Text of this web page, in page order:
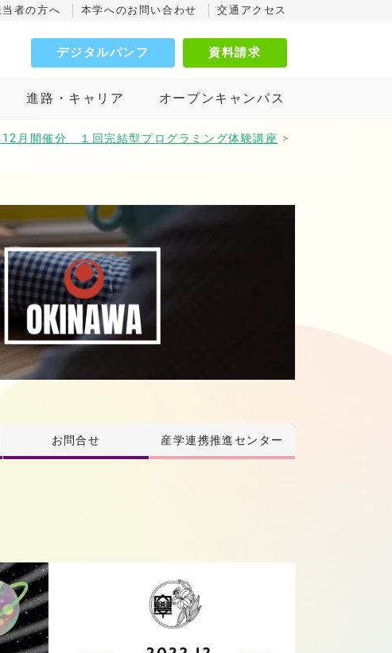
者の方へ 本学へのお問い合わせ 交通アクセス
デジタルパンフ 資料請求
進路・キャリア オープンキャンパス
月開催分 １回完結型プログラミング体験講座 >
お問合せ 産学連携推進センター